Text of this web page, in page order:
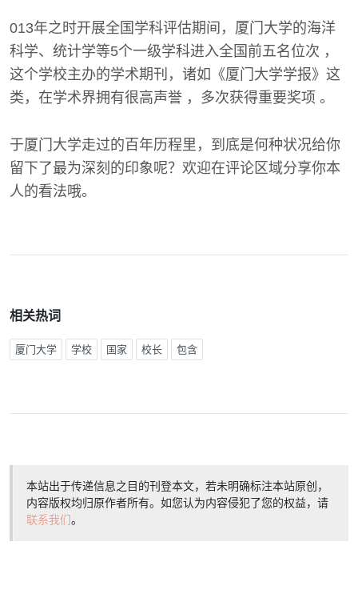
013年之时开展全国学科评估期间，厦门大学的海洋
科学、统计学等5个一级学科进入全国前五名位次 ，
这个学校主办的学术期刊，诸如《厦门大学学报》这
类，在学术界拥有很高声誉 ，多次获得重要奖项 。
于厦门大学走过的百年历程里，到底是何种状况给你
留下了最为深刻的印象呢？欢迎在评论区域分享你本
人的看法哦。
相关热词
厦门大学 学校 国家 校长 包含
本站出于传递信息之目的刊登本文，若未明确标注本站原创，
内容版权均归原作者所有。如您认为内容侵犯了您的权益，请
联系我们。